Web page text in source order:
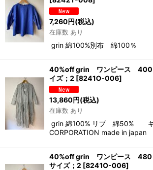
7,260円(税込)
在庫数 あり
grin 綿100%別布 綿100％
40%off grin ワンピース
イズ；2 [8241O-006]
13,860円(税込)
在庫数 あり
grin 綿100% リブ 綿50% キ
CORPORATION made in japan
40%off grin ワンピース
サイズ；2 [8241O-006]